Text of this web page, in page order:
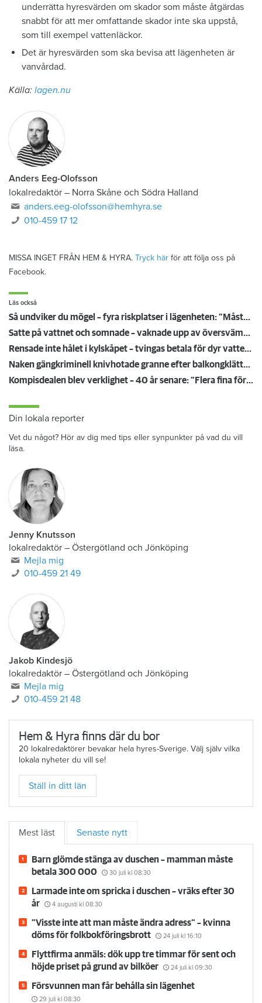
underrätta hyresvärden om skador som måste åtgärdas
snabbt för att mer omfattande skador inte ska uppstå,
som till exempel vattenläckor.
Det är hyresvärden som ska bevisa att lägenheten är
vanvårdad.
Källa: lagen.nu
Anders Eeg-Olofsson
lokalredaktör – Norra Skåne och Södra Halland
anders.eeg-olofsson@hemhyra.se
010-459 17 12
MISSA INGET FRÅN HEM & HYRA. Tryck här för att följa oss på
Facebook.
Läs också
Så undviker du mögel – fyra riskplatser i lägenheten: ”Måste städa bort”
Satte på vattnet och somnade – vaknade upp av översvämning hos grannen
Rensade inte hålet i kylskåpet – tvingas betala för dyr vattenskada
Naken gängkriminell knivhotade granne efter balkongklättring
Kompisdealen blev verklighet – 40 år senare: "Flera fina fördelar med att dela bostad"
Din lokala reporter
Vet du något? Hör av dig med tips eller synpunkter på vad du vill
läsa.
Jenny Knutsson
lokalredaktör – Östergötland och Jönköping
Mejla mig
010-459 21 49
Jakob Kindesjö
lokalredaktör – Östergötland och Jönköping
Mejla mig
010-459 21 48
Hem & Hyra finns där du bor
20 lokalredaktörer bevakar hela hyres-Sverige. Välj själv vilka
lokala nyheter du vill se!
Ställ in ditt län
Mest läst Senaste nytt
Barn glömde stänga av duschen – mamman måste
betala 300 000
30 juli kl 08:30
Larmade inte om spricka i duschen – vräks efter 30
år
4 augusti kl 08:30
”Visste inte att man måste ändra adress” – kvinna
döms för folkbokföringsbrott
24 juli kl 16:10
Flyttfirma anmäls: dök upp tre timmar för sent och
höjde priset på grund av bilköer
24 juli kl 09:30
Försvunnen man får behålla sin lägenhet
29 juli kl 08:30